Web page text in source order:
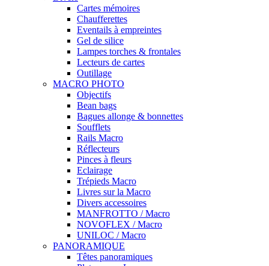
Cartes mémoires
Chaufferettes
Eventails à empreintes
Gel de silice
Lampes torches & frontales
Lecteurs de cartes
Outillage
MACRO PHOTO
Objectifs
Bean bags
Bagues allonge & bonnettes
Soufflets
Rails Macro
Réflecteurs
Pinces à fleurs
Eclairage
Trépieds Macro
Livres sur la Macro
Divers accessoires
MANFROTTO / Macro
NOVOFLEX / Macro
UNILOC / Macro
PANORAMIQUE
Têtes panoramiques